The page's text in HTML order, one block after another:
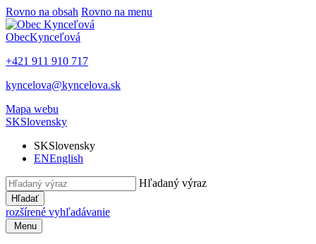
Rovno na obsah Rovno na menu
ObecKynceľová
+421 911 910 717
kyncelova@kyncelova.sk
Mapa webu
SKSlovensky
SKSlovensky
ENEnglish
Hľadaný výraz
Hľadať
rozšírené vyhľadávanie
Menu